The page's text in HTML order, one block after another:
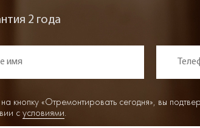
2 года
кнопку «Отремонтировать сегодня», вы
с условиями.